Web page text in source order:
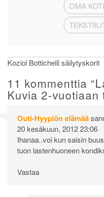
OMA KOTI
Artikkelien
selaus
Koziol Bottichelli säilytyskorit
11 kommenttia “
Kuvia 2-vuotiaan
Outi-Hyypiön elämää
20 kesäkuun, 2012 23:06
Ihanaa..voi kun saisin
tuon lastenhuoneen
Vastaa